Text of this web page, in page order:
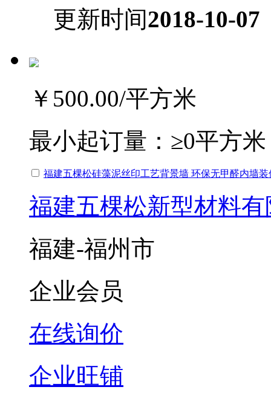
更新时间2018-10-07
￥500.00/平方米
最小起订量： ≥0平方米
福建五棵松硅藻泥丝印工艺背景墙 环保无甲醛内墙装
福建五棵松新型材料
福建-福州市
企业会员
在线询价
企业旺铺